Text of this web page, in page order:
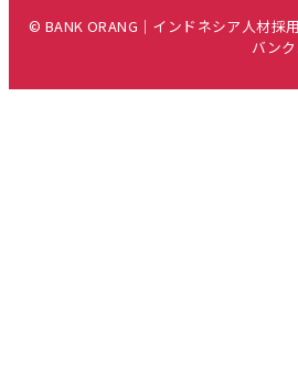
© BANK ORANG｜インドネシア人材採
バンク.